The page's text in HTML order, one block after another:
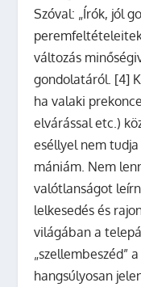
Szóval: „Írók, jól
változás
gondolatáról. [4]
ha valaki
elvárással etc.)
eséllyel nem
mániám. Nem
valótlanságot
lelkesedés és
világában a
„szellembeszéd” a
hangsúlyosan